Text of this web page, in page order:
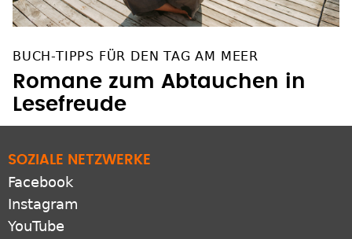
BUCH-TIPPS FÜR DEN TAG AM MEER
Romane zum Abtauchen in
Lesefreude
SOZIALE NETZWERKE
Facebook
Instagram
YouTube